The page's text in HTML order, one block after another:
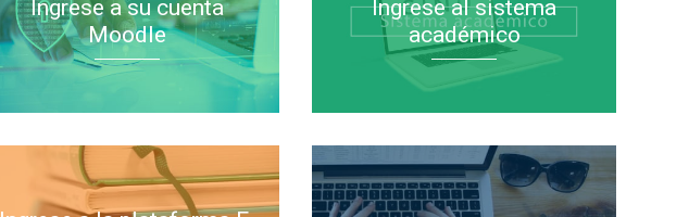
Ingrese a su cuenta
Moodle
Ingrese al sistema
académico